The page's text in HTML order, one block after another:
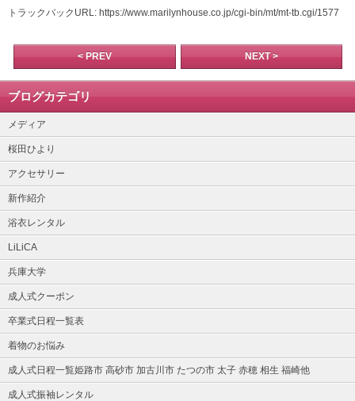
トラックバックURL: https://www.marilynhouse.co.jp/cgi-bin/mt/mt-tb.cgi/1577
< PREV NEXT >
ブログカテゴリ
メディア
桜田ひより
アクセサリー
新作紹介
浴衣レンタル
LiLiCA
兵庫大学
成人式クーポン
卒業式日程一覧表
着物のお悩み
成人式日程一覧姫路市 高砂市 加古川市 たつの市 太子 赤穂 相生 福崎他
成人式振袖レンタル